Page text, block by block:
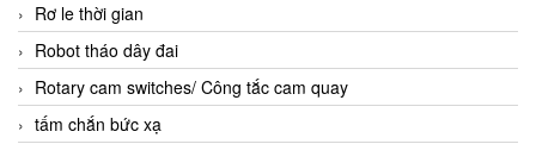
Rơ le thời gian
Robot tháo dây đai
Rotary cam switches/ Công tắc cam quay
tấm chắn bức xạ